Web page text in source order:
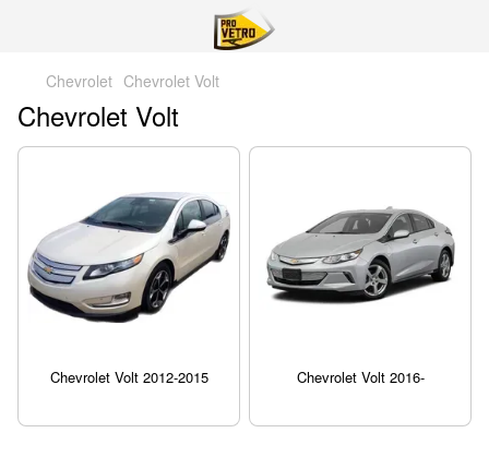
Chevrolet Chevrolet Volt
Chevrolet Volt
Chevrolet Volt 2012-2015 Chevrolet Volt 2016-